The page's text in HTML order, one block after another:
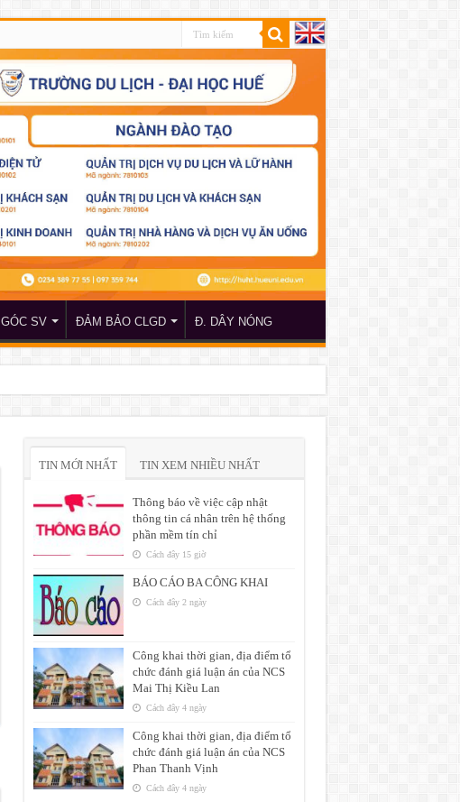
GÓC SV ĐẢM BẢO CLGD Đ. DÂY NÓNG
TIN MỚI NHẤT TIN XEM NHIỀU NHẤT
Thông báo về việc cập nhật
thông tin cá nhân trên hệ thống
phần mềm tín chỉ
Cách đây 15 giờ
BÁO CÁO BA CÔNG KHAI
Cách đây 2 ngày
Công khai thời gian, địa điểm tổ
chức đánh giá luận án của NCS
Mai Thị Kiều Lan
Cách đây 4 ngày
Công khai thời gian, địa điểm tổ
chức đánh giá luận án của NCS
Phan Thanh Vịnh
Cách đây 4 ngày